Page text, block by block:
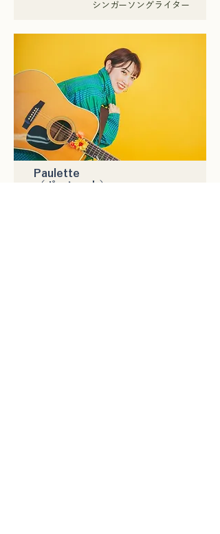
シンガーソングライター
Paulette
（ポーレット）